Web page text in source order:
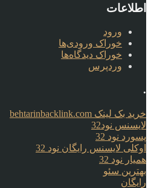
اطلاعات
ورود
خوراک ورودی‌ها
خوراک دیدگاه‌ها
وردپرس
.
خرید بک لینک behtarinbacklink.com
لایسنس نود32
پسورد نود 32
اوکلی لایسنس رایگان نود 32
همیار نود 32
بهترین سئو
رایگان